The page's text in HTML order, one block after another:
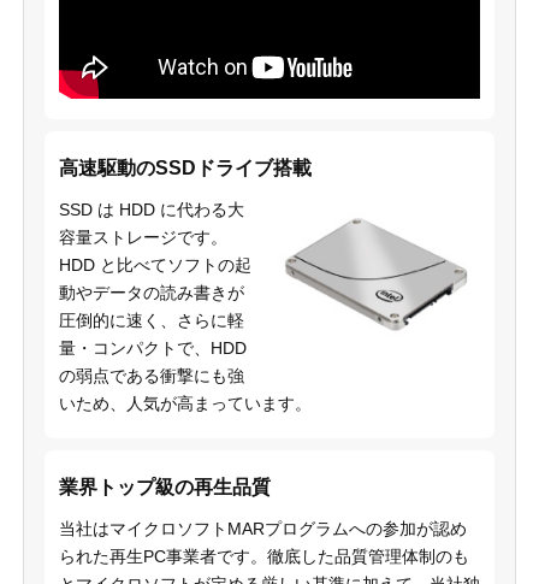
高速駆動のSSDドライブ搭載
SSD は HDD に代わる大
容量ストレージです。
HDD と比べてソフトの起
動やデータの読み書きが
圧倒的に速く、さらに軽
量・コンパクトで、HDD
の弱点である衝撃にも強
いため、人気が高まっています。
業界トップ級の再生品質
当社はマイクロソフトMARプログラムへの参加が認め
られた再生PC事業者です。徹底した品質管理体制のも